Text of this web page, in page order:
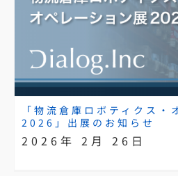
「物流倉庫ロボティクス・
2026」出展のお知らせ
2026年 2月 26日